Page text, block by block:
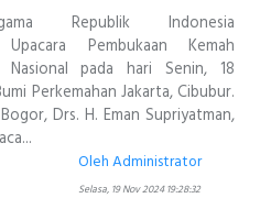
Republik Indonesia
Upacara Pembukaan Kemah
Nasional pada hari Senin, 18
Perkemahan Jakarta, Cibubur.
Drs. H. Eman Supriyatman,
Oleh Administrator
Selasa, 19 Nov 2024 19:28:32